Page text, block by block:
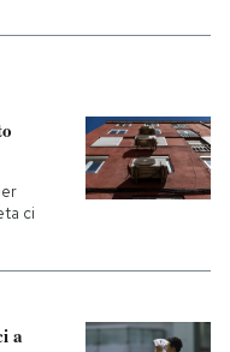
Boomer!
ci
a